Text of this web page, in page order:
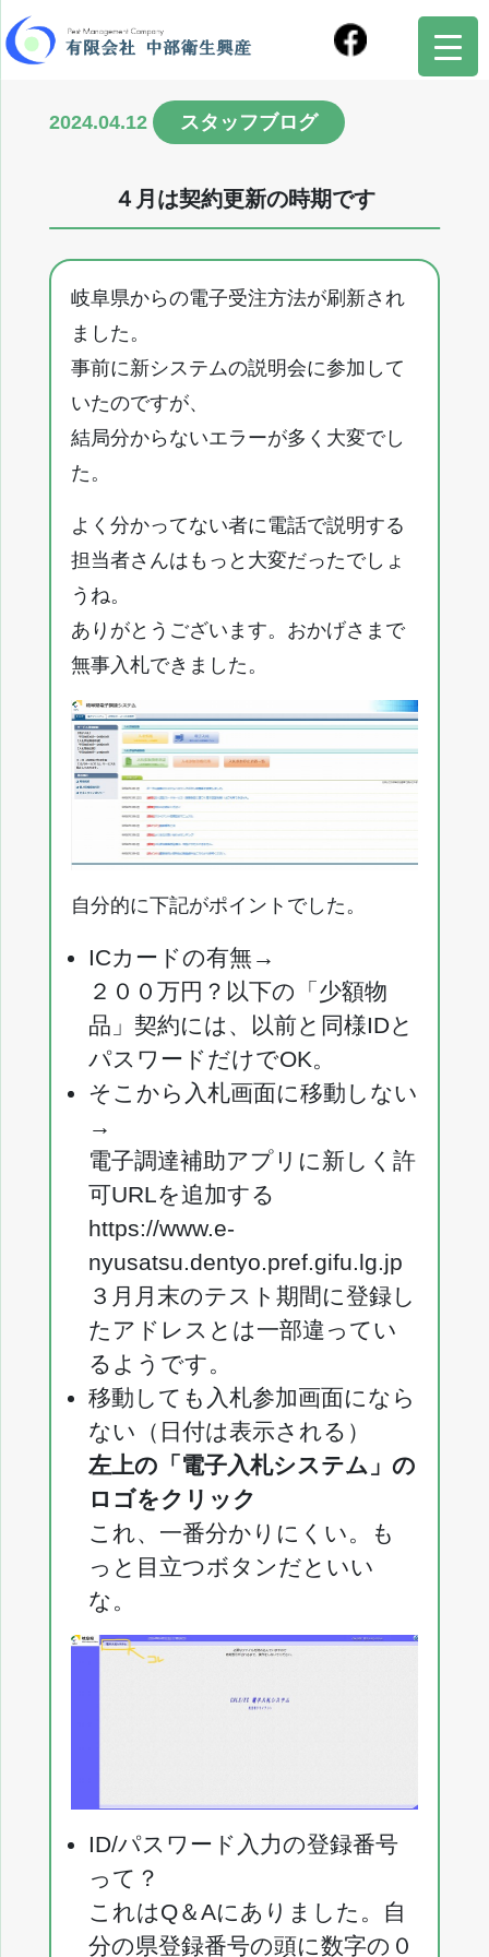
2024.04.12 スタッフブログ
４月は契約更新の時期です
岐阜県からの電子受注方法が刷新され
ました。
事前に新システムの説明会に参加して
いたのですが、
結局分からないエラーが多く大変でし
た。
よく分かってない者に電話で説明する
担当者さんはもっと大変だったでしょ
うね。
ありがとうございます。おかげさまで
無事入札できました。
自分的に下記がポイントでした。
ICカードの有無→
２００万円？以下の「少額物
品」契約には、以前と同様IDと
パスワードだけでOK。
そこから入札画面に移動しない
→
電子調達補助アプリに新しく許
可URLを追加する
https://www.e-
nyusatsu.dentyo.pref.gifu.lg.jp
３月月末のテスト期間に登録し
たアドレスとは一部違ってい
るようです。
移動しても入札参加画面になら
ない（日付は表示される）
左上の「電子入札システム」の
ロゴをクリック
これ、一番分かりにくい。も
っと目立つボタンだといい
な。
ID/パスワード入力の登録番号
って？
これはQ＆Aにありました。自
分の県登録番号の頭に数字の０